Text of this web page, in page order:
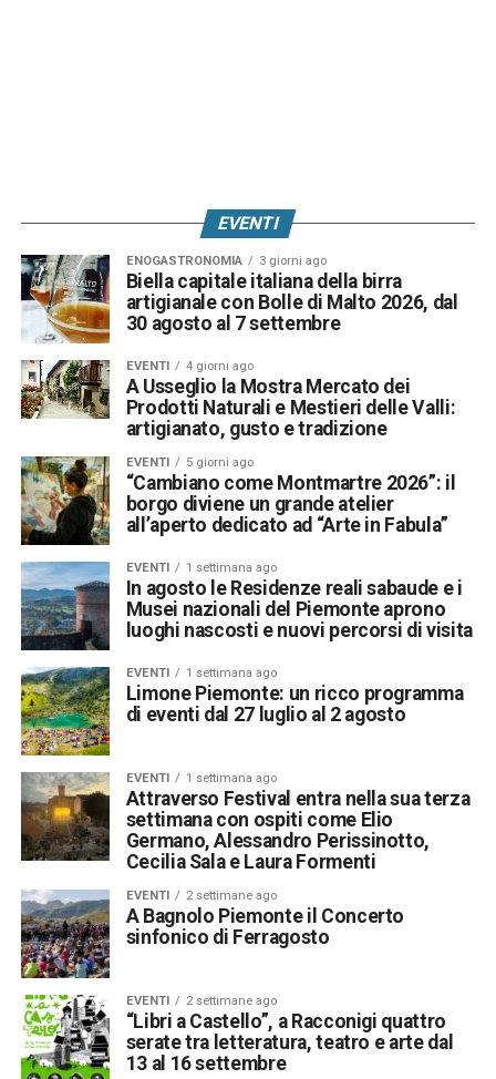
EVENTI
ENOGASTRONOMIA 3 giorni ago
Biella capitale italiana della birra
artigianale con Bolle di Malto 2026, dal
30 agosto al 7 settembre
EVENTI 4 giorni ago
A Usseglio la Mostra Mercato dei
Prodotti Naturali e Mestieri delle Valli:
artigianato, gusto e tradizione
EVENTI 5 giorni ago
“Cambiano come Montmartre 2026”: il
borgo diviene un grande atelier
all’aperto dedicato ad “Arte in Fabula”
EVENTI 1 settimana ago
In agosto le Residenze reali sabaude e i
Musei nazionali del Piemonte aprono
luoghi nascosti e nuovi percorsi di visita
EVENTI 1 settimana ago
Limone Piemonte: un ricco programma
di eventi dal 27 luglio al 2 agosto
EVENTI 1 settimana ago
Attraverso Festival entra nella sua terza
settimana con ospiti come Elio
Germano, Alessandro Perissinotto,
Cecilia Sala e Laura Formenti
EVENTI 2 settimane ago
A Bagnolo Piemonte il Concerto
sinfonico di Ferragosto
EVENTI 2 settimane ago
“Libri a Castello”, a Racconigi quattro
serate tra letteratura, teatro e arte dal
13 al 16 settembre